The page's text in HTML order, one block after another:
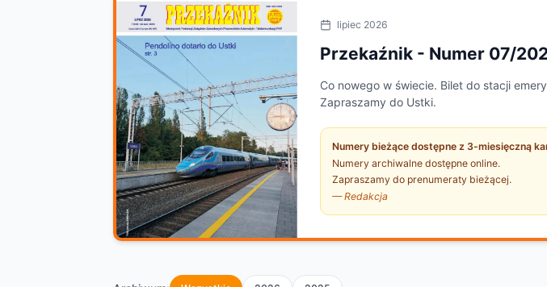
lipiec 2026
Przekaźnik - Numer 07/
Co nowego w świecie. Bilet do stacji
Zapraszamy do Ustki.
Numery bieżące dostępne z 3-miesięczną
Numery archiwalne dostępne online.
Zapraszamy do prenumeraty bieżącej.
— Redakcja